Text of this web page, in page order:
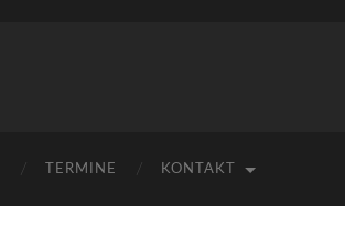
TERMINE KONTAKT